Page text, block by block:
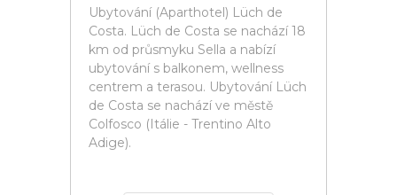
Ubytování (Aparthotel) Lüch de
Costa. Lüch de Costa se nachází 18
km od průsmyku Sella a nabízí
ubytování s balkonem, wellness
centrem a terasou. Ubytování Lüch
de Costa se nachází ve městě
Colfosco (Itálie - Trentino Alto
Adige).